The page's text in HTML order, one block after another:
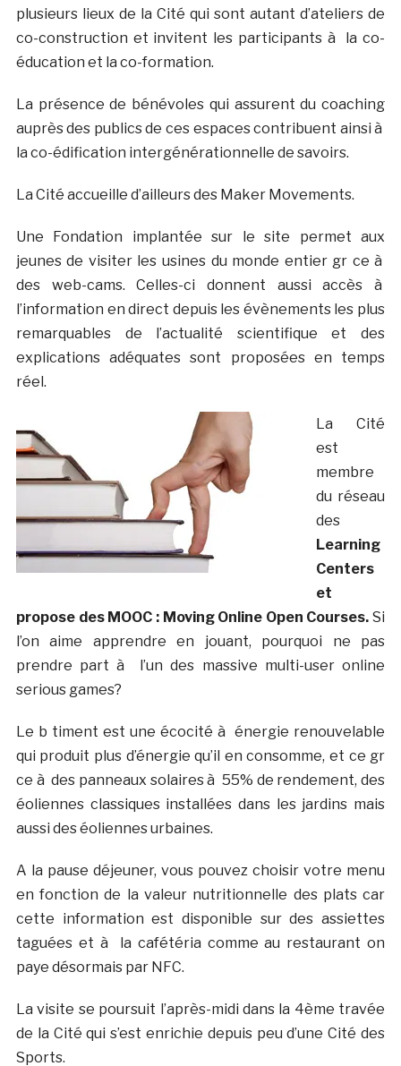
plusieurs lieux de la Cité qui sont autant d’ateliers de
co-construction et invitent les participants à la co-
éducation et la co-formation.
La présence de bénévoles qui assurent du coaching
auprès des publics de ces espaces contribuent ainsi à
la co-édification intergénérationnelle de savoirs.
La Cité accueille d’ailleurs des Maker Movements.
Une Fondation implantée sur le site permet aux
jeunes de visiter les usines du monde entier gr ce à
des web-cams. Celles-ci donnent aussi accès à
l’information en direct depuis les évènements les plus
remarquables de l’actualité scientifique et des
explications adéquates sont proposées en temps
réel.
La Cité
est
membre
du réseau
des
Learning
Centers
et
propose des MOOC : Moving Online Open Courses. Si
l’on aime apprendre en jouant, pourquoi ne pas
prendre part à l’un des massive multi-user online
serious games?
Le b timent est une écocité à énergie renouvelable
qui produit plus d’énergie qu’il en consomme, et ce gr
ce à des panneaux solaires à 55% de rendement, des
éoliennes classiques installées dans les jardins mais
aussi des éoliennes urbaines.
A la pause déjeuner, vous pouvez choisir votre menu
en fonction de la valeur nutritionnelle des plats car
cette information est disponible sur des assiettes
taguées et à la cafétéria comme au restaurant on
paye désormais par NFC.
La visite se poursuit l’après-midi dans la 4ème travée
de la Cité qui s’est enrichie depuis peu d’une Cité des
Sports.